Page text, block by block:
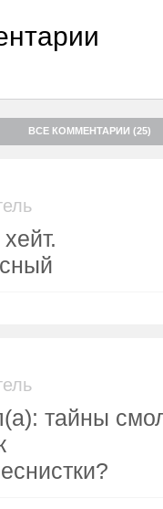
ВСЕ КОММЕНТАРИИ (25)
тайны